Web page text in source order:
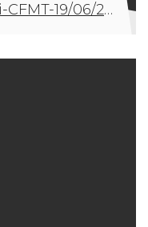
Base de données-R.Salmi-CFMT-19/06/2019